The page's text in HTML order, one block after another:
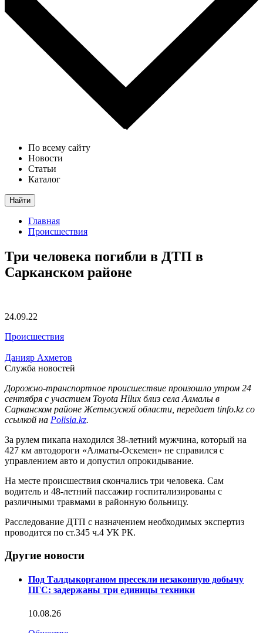
По всему сайту
Новости
Статьи
Каталог
Найти
Главная
Происшествия
Три человека погибли в ДТП в
Сарканском районе
24.09.22
Происшествия
Данияр Ахметов
Служба новостей
Дорожно-транспортное происшествие произошло утром 24
сентября с участием Toyota Hilux близ села Алмалы в
Сарканском районе Жетысуской области, передает tinfo.kz со
ссылкой на Polisia.kz.
За рулем пикапа находился 38-летний мужчина, который на
427 км автодороги «Алматы-Оскемен» не справился с
управлением авто и допустил опрокидывание.
На месте происшествия скончались три человека. Сам
водитель и 48-летний пассажир госпитализированы с
различными травмами в районную больницу.
Расследование ДТП с назначением необходимых экспертиз
проводится по ст.345 ч.4 УК РК.
Другие новости
Под Талдыкорганом пресекли незаконную добычу
ПГС: задержаны три единицы техники
10.08.26